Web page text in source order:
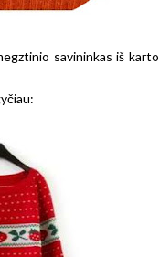
savininkas iš karto